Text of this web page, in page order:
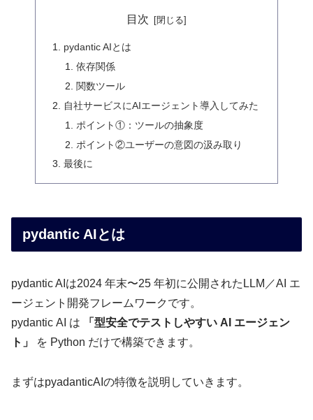
目次
pydantic AIとは
依存関係
関数ツール
自社サービスにAIエージェント導入してみた
ポイント①：ツールの抽象度
ポイント②ユーザーの意図の汲み取り
最後に
pydantic AIとは
pydantic AIは2024 年末〜25 年初に公開されたLLM／AI エ
ージェント開発フレームワークです。
pydantic AI は
「型安全でテストしやすい AI エージェン
ト」
を Python だけで構築できます。
まずはpyadanticAIの特徴を説明していきます。